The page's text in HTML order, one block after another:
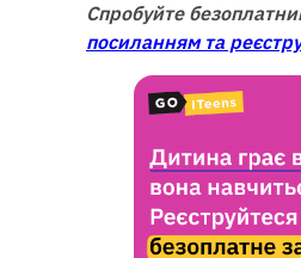
Спробуйте
посиланням та